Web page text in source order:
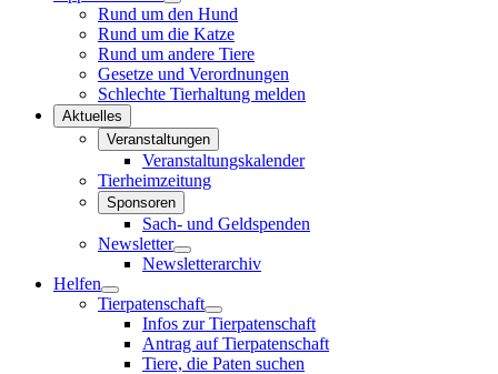
Rund um den Hund
Rund um die Katze
Rund um andere Tiere
Gesetze und Verordnungen
Schlechte Tierhaltung melden
Aktuelles
Veranstaltungen
Veranstaltungskalender
Tierheimzeitung
Sponsoren
Sach- und Geldspenden
Newsletter
Newsletterarchiv
Helfen
Tierpatenschaft
Infos zur Tierpatenschaft
Antrag auf Tierpatenschaft
Tiere, die Paten suchen